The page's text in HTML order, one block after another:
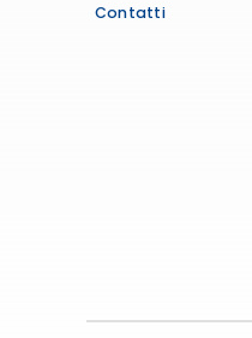
Contatti